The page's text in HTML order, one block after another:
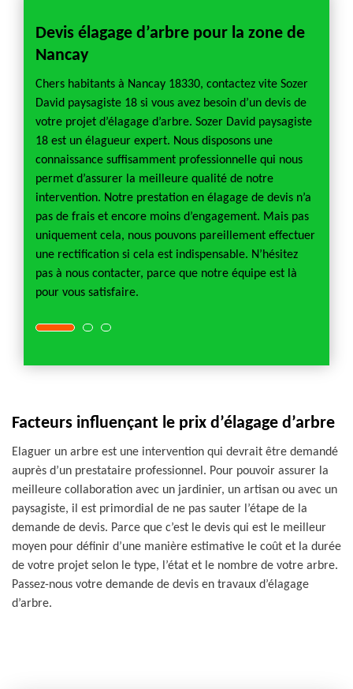
Devis élagage d’arbre pour la zone de
Nancay
Chers habitants à Nancay 18330, contactez vite Sozer
David paysagiste 18 si vous avez besoin d’un devis de
votre projet d’élagage d’arbre. Sozer David paysagiste
18 est un élagueur expert. Nous disposons une
connaissance suffisamment professionnelle qui nous
permet d’assurer la meilleure qualité de notre
intervention. Notre prestation en élagage de devis n’a
pas de frais et encore moins d’engagement. Mais pas
uniquement cela, nous pouvons pareillement effectuer
une rectification si cela est indispensable. N’hésitez
pas à nous contacter, parce que notre équipe est là
pour vous satisfaire.
Facteurs influençant le prix d’élagage d’arbre
Elaguer un arbre est une intervention qui devrait être demandé
auprès d’un prestataire professionnel. Pour pouvoir assurer la
meilleure collaboration avec un jardinier, un artisan ou avec un
paysagiste, il est primordial de ne pas sauter l’étape de la
demande de devis. Parce que c’est le devis qui est le meilleur
moyen pour définir d’une manière estimative le coût et la durée
de votre projet selon le type, l’état et le nombre de votre arbre.
Passez-nous votre demande de devis en travaux d’élagage
d’arbre.